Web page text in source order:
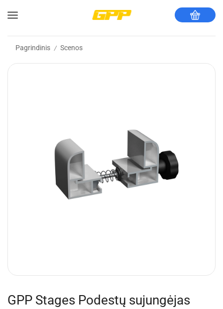
Pagrindinis / Scenos
GPP Stages Podestų sujungėjas